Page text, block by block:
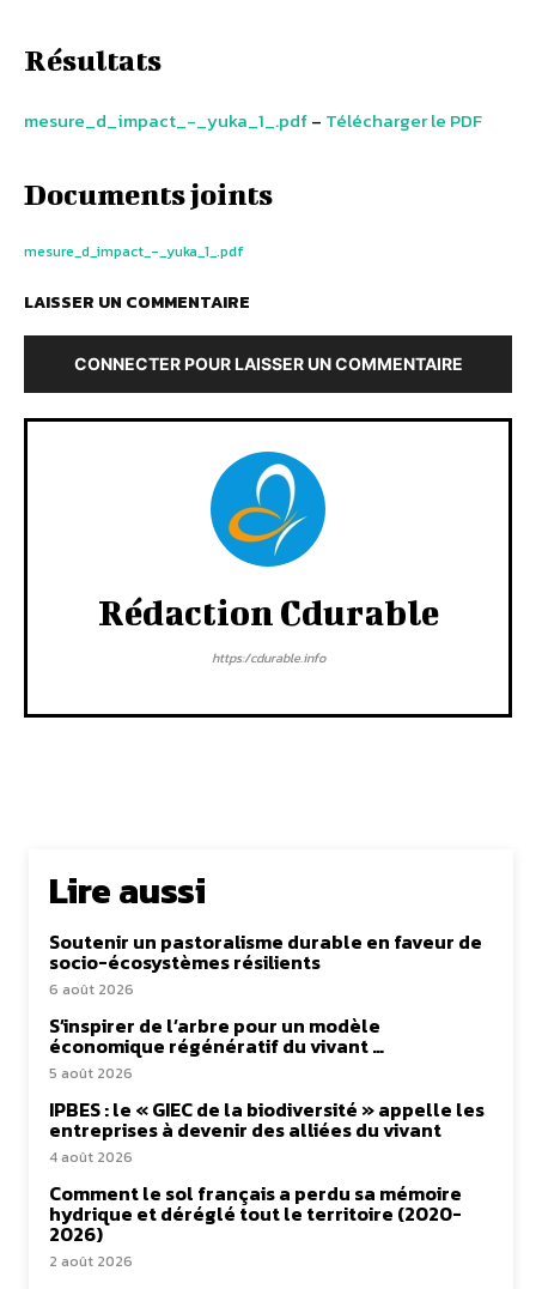
Résultats
mesure_d_impact_-_yuka_1_.pdf– Télécharger le PDF
Documents joints
mesure_d_impact_-_yuka_1_.pdf
LAISSER UN COMMENTAIRE
CONNECTER POUR LAISSER UN COMMENTAIRE
Rédaction Cdurable
https:/cdurable.info
Lire aussi
Soutenir un pastoralisme durable en faveur de
socio-écosystèmes résilients
6 août 2026
S’inspirer de l’arbre pour un modèle
économique régénératif du vivant …
5 août 2026
IPBES : le « GIEC de la biodiversité » appelle les
entreprises à devenir des alliées du vivant
4 août 2026
Comment le sol français a perdu sa mémoire
hydrique et déréglé tout le territoire (2020-
2026)
2 août 2026